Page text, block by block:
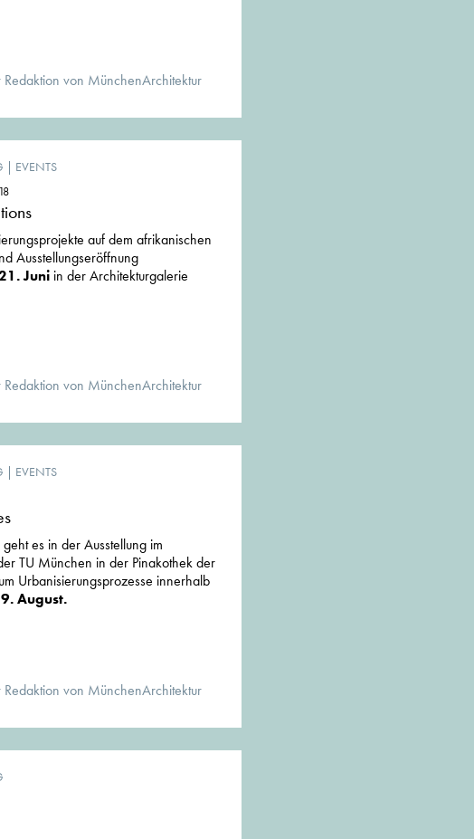
von MünchenArchitektur
| EVENTS
auf dem afrikanischen
Ausstellungseröffnung
Juni in der Architekturgalerie
von MünchenArchitektur
| EVENTS
es in der Ausstellung im
TU München in der Pinakothek der
Urbanisierungsprozesse innerhalb
August.
von MünchenArchitektur